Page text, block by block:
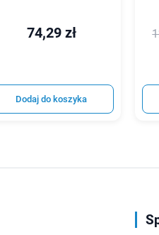
74,29 zł
Dodaj do koszyka